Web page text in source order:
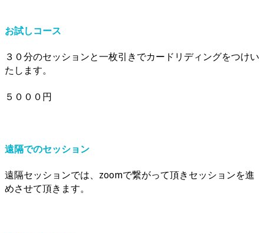
お試しコース
３０分のセッションと一枚引きでカードリディングをつけい
たします。
５０００円
遠隔でのセッション
遠隔セッションでは、zoomで繋がって頂きセッションを進
めさせて頂きます。